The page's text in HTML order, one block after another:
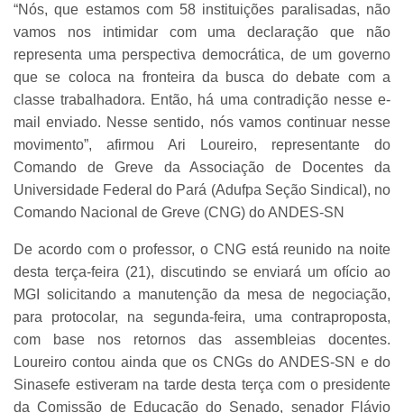
“Nós, que estamos com 58 instituições paralisadas, não
vamos nos intimidar com uma declaração que não
representa uma perspectiva democrática, de um governo
que se coloca na fronteira da busca do debate com a
classe trabalhadora. Então, há uma contradição nesse e-
mail enviado. Nesse sentido, nós vamos continuar nesse
movimento”, afirmou Ari Loureiro, representante do
Comando de Greve da Associação de Docentes da
Universidade Federal do Pará (Adufpa Seção Sindical), no
Comando Nacional de Greve (CNG) do ANDES-SN
De acordo com o professor, o CNG está reunido na noite
desta terça-feira (21), discutindo se enviará um ofício ao
MGI solicitando a manutenção da mesa de negociação,
para protocolar, na segunda-feira, uma contraproposta,
com base nos retornos das assembleias docentes.
Loureiro contou ainda que os CNGs do ANDES-SN e do
Sinasefe estiveram na tarde desta terça com o presidente
da Comissão de Educação do Senado, senador Flávio